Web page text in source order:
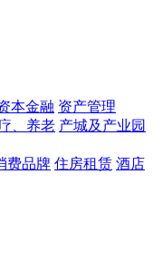
本金融 资产管理
、养老 产城及产业园
费品牌 住房租赁 酒店